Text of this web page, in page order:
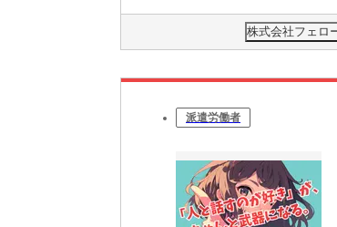
株式会社フェロ
派遣労働者